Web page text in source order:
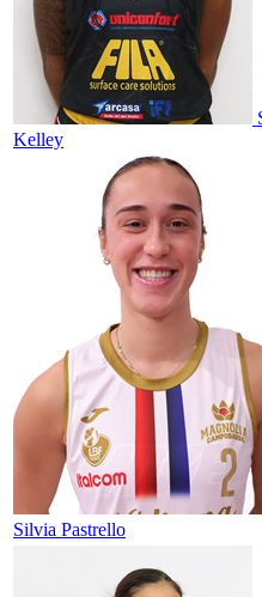
Kelley
Silvia Pastrello